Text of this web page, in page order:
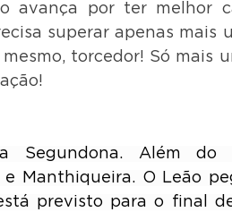
avança por ter melhor
superar apenas mais
torcedor! Só mais
Segundona. Além do
e Manthiqueira. O Leão
previsto para o final